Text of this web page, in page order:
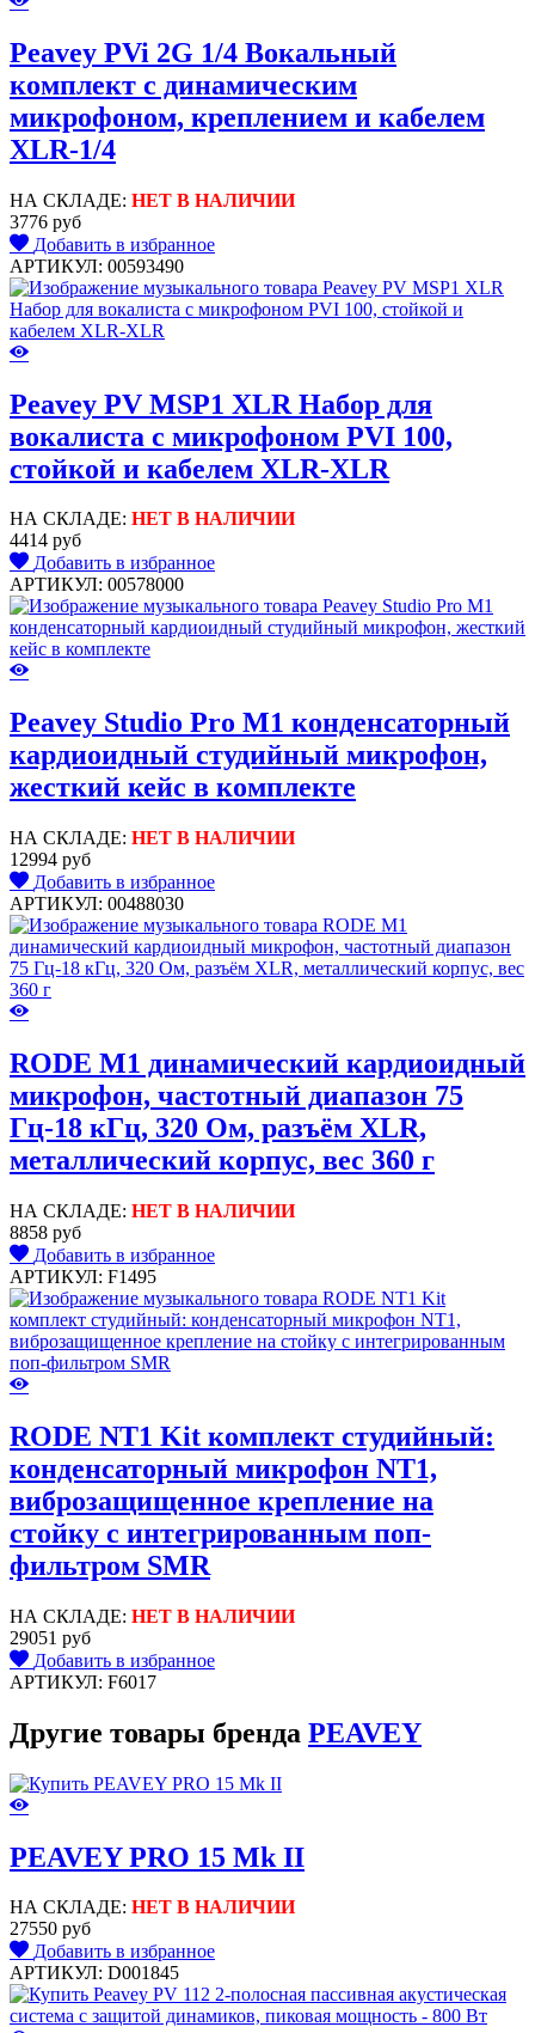
Peavey PVi 2G 1/4 Вокальный
комплект с динамическим
микрофоном, креплением и кабелем
XLR-1/4
НА СКЛАДЕ: НЕТ В НАЛИЧИИ
3776 руб
Добавить в избранное
АРТИКУЛ: 00593490
Peavey PV MSP1 XLR Набор для
вокалиста с микрофоном PVI 100,
стойкой и кабелем XLR-XLR
НА СКЛАДЕ: НЕТ В НАЛИЧИИ
4414 руб
Добавить в избранное
АРТИКУЛ: 00578000
Peavey Studio Pro M1 конденсаторный
кардиоидный студийный микрофон,
жесткий кейс в комплекте
НА СКЛАДЕ: НЕТ В НАЛИЧИИ
12994 руб
Добавить в избранное
АРТИКУЛ: 00488030
RODE M1 динамический кардиоидный
микрофон, частотный диапазон 75
Гц-18 кГц, 320 Ом, разъём XLR,
металлический корпус, вес 360 г
НА СКЛАДЕ: НЕТ В НАЛИЧИИ
8858 руб
Добавить в избранное
АРТИКУЛ: F1495
RODE NT1 Kit комплект студийный:
конденсаторный микрофон NT1,
виброзащищенное крепление на
стойку с интегрированным поп-
фильтром SMR
НА СКЛАДЕ: НЕТ В НАЛИЧИИ
29051 руб
Добавить в избранное
АРТИКУЛ: F6017
Другие товары бренда PEAVEY
PEAVEY PRO 15 Mk II
НА СКЛАДЕ: НЕТ В НАЛИЧИИ
27550 руб
Добавить в избранное
АРТИКУЛ: D001845